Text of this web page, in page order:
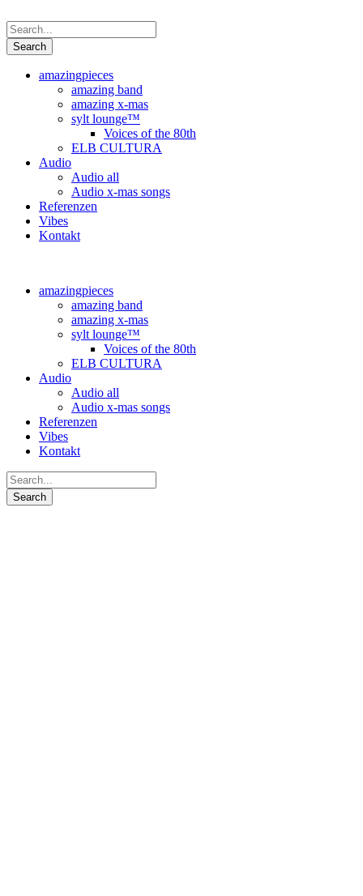
amazingpieces
amazing band
amazing x-mas
sylt lounge™
Voices of the 80th
ELB CULTURA
Audio
Audio all
Audio x-mas songs
Referenzen
Vibes
Kontakt
amazingpieces
amazing band
amazing x-mas
sylt lounge™
Voices of the 80th
ELB CULTURA
Audio
Audio all
Audio x-mas songs
Referenzen
Vibes
Kontakt